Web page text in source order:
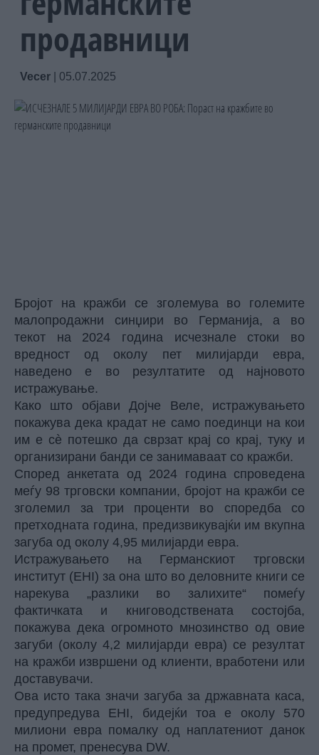
продавници
Vecer 05.07.2025
Бројот на кражби се зголемува во големите
малопродажни синџири во Германија, а во
текот на 2024 година исчезнале стоки во
вредност од околу пет милијарди евра,
наведено е во резултатите од најновото
истражување.
Како што објави Дојче Веле, истражувањето
покажува дека крадат не само поединци на кои
им е сè потешко да сврзат крај со крај, туку и
организирани банди се занимаваат со кражби.
Според анкетата од 2024 година спроведена
меѓу 98 трговски компании, бројот на кражби се
зголемил за три проценти во споредба со
претходната година, предизвикувајќи им вкупна
загуба од околу 4,95 милијарди евра.
Истражувањето на Германскиот трговски
институт (EHI) за она што во деловните книги се
нарекува „разлики во залихите“ помеѓу
фактичката и книговодствената состојба,
покажува дека огромното мнозинство од овие
загуби (околу 4,2 милијарди евра) се резултат
на кражби извршени од клиенти, вработени или
доставувачи.
Ова исто така значи загуба за државната каса,
предупредува EHI, бидејќи тоа е околу 570
милиони евра помалку од наплатениот данок
на промет, пренесува DW.